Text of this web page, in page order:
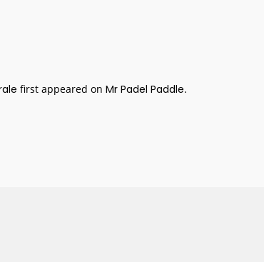
first appeared on Mr Padel Paddle.